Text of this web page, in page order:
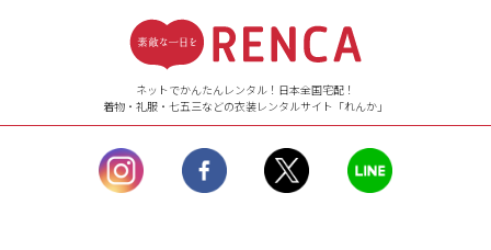
【ご注文（インターネット）】
24時間年中無休
【お問い合わせ窓口（メー
ル）】10:00~17:00
土曜日、日曜日、臨
時休業日を除く。
営業時間外にいただ
ネットでかんたんレンタル！日本全国宅配！
着物・礼服・七五三などの衣装レンタルサイト「れんか」